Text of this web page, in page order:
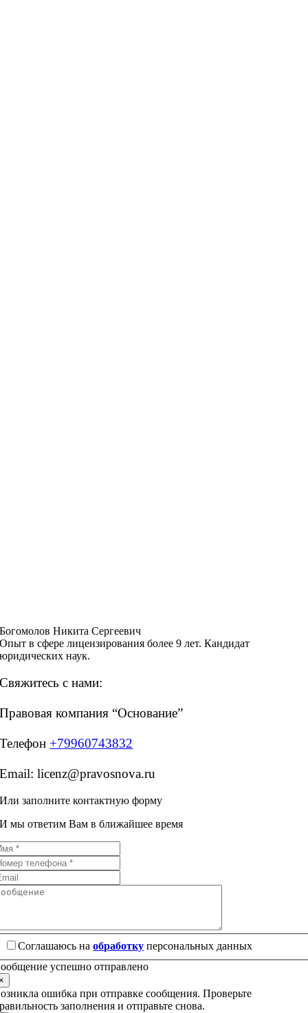
Богомолов Никита Сергеевич
Опыт в сфере лицензирования более 9 лет. Кандидат
юридических наук.
Свяжитесь с нами:
Правовая компания “Основание”
Телефон +79960743832
Email: licenz@pravosnova.ru
Или заполните контактную форму
И мы ответим Вам в ближайшее время
Соглашаюсь наобработку персональных данных
успешно отправлено
ошибка при отправке сообщения. Проверьте
заполнения и отправьте снова.